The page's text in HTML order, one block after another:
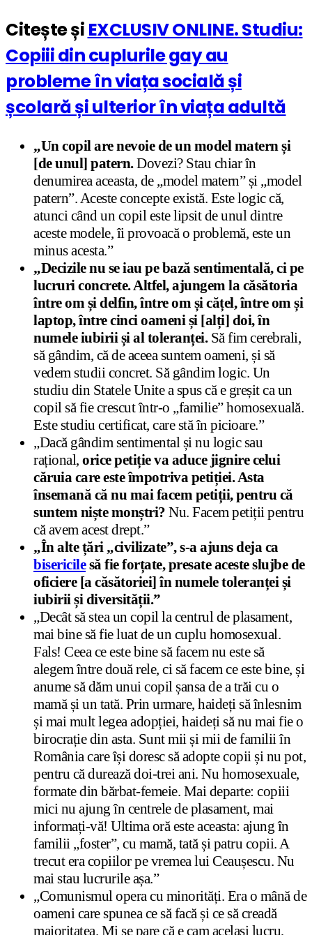
Citește și EXCLUSIV ONLINE. Studiu:
Copiii din cuplurile gay au
probleme în viața socială și
școlară și ulterior în viața adultă
„Un copil are nevoie de un model matern și
[de unul] patern.Dovezi? Stau chiar în
denumirea aceasta, de „model matern” și „model
patern”. Aceste concepte există. Este logic că,
atunci când un copil este lipsit de unul dintre
aceste modele, îi provoacă o problemă, este un
minus acesta.”
„Decizile nu se iau pe bază sentimentală, ci pe
lucruri concrete. Altfel, ajungem la căsătoria
între om și delfin, între om și cățel, între om și
laptop, între cinci oameni și [alți] doi, în
numele iubirii și al toleranței.Să fim cerebrali,
să gândim, că de aceea suntem oameni, și să
vedem studii concret. Să gândim logic. Un
studiu din Statele Unite a spus că e greșit ca un
copil să fie crescut într-o „familie” homosexuală.
Este studiu certificat, care stă în picioare.”
„Dacă gândim sentimental și nu logic sau
rațional, orice petiție va aduce jignire celui
căruia care este împotriva petiției. Asta
însemană că nu mai facem petiții, pentru că
suntem niște monștri? Nu. Facem petiții pentru
că avem acest drept.”
„În alte țări „civilizate”, s-a ajuns deja ca
bisericilesă fie forțate, presate aceste slujbe de
oficiere [a căsătoriei] în numele toleranței și
iubirii și diversității.”
„Decât să stea un copil la centrul de plasament,
mai bine să fie luat de un cuplu homosexual.
Fals! Ceea ce este bine să facem nu este să
alegem între două rele, ci să facem ce este bine, și
anume să dăm unui copil șansa de a trăi cu o
mamă și un tată. Prin urmare, haideți să înlesnim
și mai mult legea adopției, haideți să nu mai fie o
birocrație din asta. Sunt mii și mii de familii în
România care își doresc să adopte copii și nu pot,
pentru că durează doi-trei ani. Nu homosexuale,
formate din bărbat-femeie. Mai departe: copiii
mici nu ajung în centrele de plasament, mai
informați-vă! Ultima oră este aceasta: ajung în
familii „foster”, cu mamă, tată și patru copii. A
trecut era copiilor pe vremea lui Ceaușescu. Nu
mai stau lucrurile așa.”
„Comunismul opera cu minorități. Era o mână de
oameni care spunea ce să facă și ce să creadă
majoritatea. Mi se pare că e cam același lucru,